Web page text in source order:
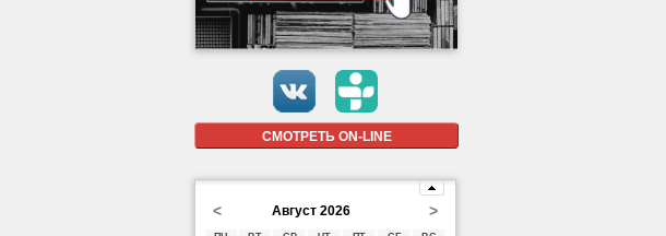
СМОТРЕТЬ ON-LINE
< >
Август 2026